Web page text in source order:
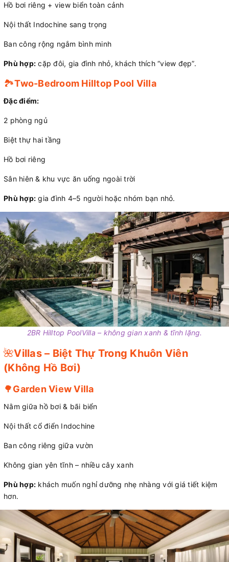
Hồ bơi riêng + view biển toàn cảnh
Nội thất Indochine sang trọng
Ban công rộng ngắm bình minh
Phù hợp: cặp đôi, gia đình nhỏ, khách thích “view đẹp”.
🏞️Two-Bedroom Hilltop Pool Villa
Đặc điểm:
2 phòng ngủ
Biệt thự hai tầng
Hồ bơi riêng
Sân hiên & khu vực ăn uống ngoài trời
Phù hợp: gia đình 4–5 người hoặc nhóm bạn nhỏ.
2BR Hilltop PoolVilla – không gian xanh & tĩnh lặng.
🌺Villas – Biệt Thự Trong Khuôn Viên
(Không Hồ Bơi)
🌳Garden View Villa
Nằm giữa hồ bơi & bãi biển
Nội thất cổ điển Indochine
Ban công riêng giữa vườn
Không gian yên tĩnh – nhiều cây xanh
Phù hợp: khách muốn nghỉ dưỡng nhẹ nhàng với giá tiết kiệm
hơn.